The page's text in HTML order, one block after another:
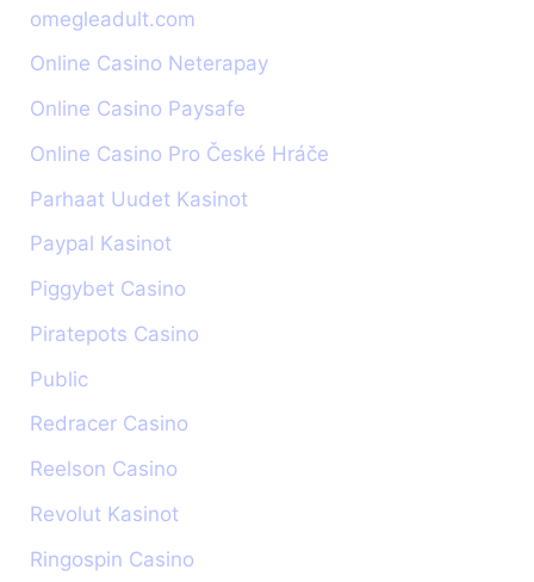
omegleadult.com
Online Casino Neterapay
Online Casino Paysafe
Online Casino Pro České Hráče
Parhaat Uudet Kasinot
Paypal Kasinot
Piggybet Casino
Piratepots Casino
Public
Redracer Casino
Reelson Casino
Revolut Kasinot
Ringospin Casino